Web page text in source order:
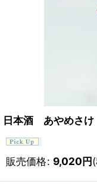
日本酒 あやめさ
販売価格: 9,020円